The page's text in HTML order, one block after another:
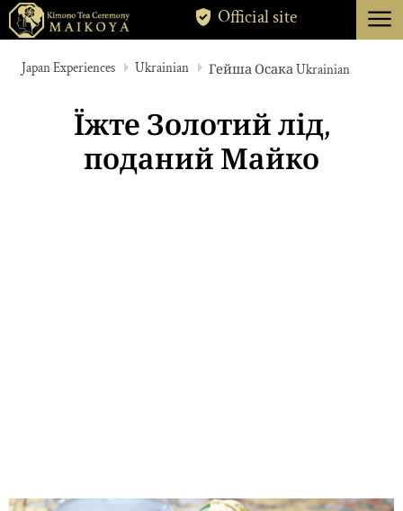
ABOUT
CANCELLATION
Official site menu
Japan Experiences Ukrainian Гейша Осака Ukrainian
Їжте Золотий лід,
поданий Майко